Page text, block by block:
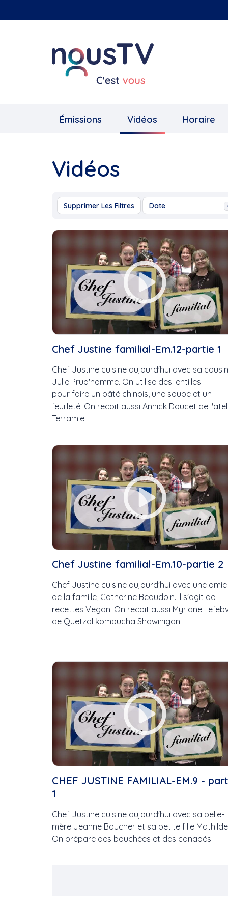
au
Émissions Vidéos Horaire
Vidéos
Supprimer Les Filtres Date
Cette Semaine
Ce Mois
Cette Année
Chef Justine familial-Em.12-partie 1
Chef Justine cuisine aujourd'hui avec sa
Julie Prud'homme. On utilise des lentilles
pour faire un pâté chinois, une soupe et un
feuilleté. On recoit aussi Annick Doucet de
Terramiel.
Chef Justine familial-Em.10-partie 2
Chef Justine cuisine aujourd'hui avec une amie
de la famille, Catherine Beaudoin. Il s'agit de
recettes Vegan. On recoit aussi Myriane
de Quetzal kombucha Shawinigan.
CHEF JUSTINE FAMILIAL-EM.9 -
1
Chef Justine cuisine aujourd'hui avec sa belle-
mère Jeanne Boucher et sa petite fille
On prépare des bouchées et des canapés.